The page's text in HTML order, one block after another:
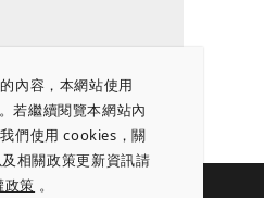
內容，本網站使用
若繼續閱覽本網站內
們使用 cookies，關
相關政策更新資訊請
政策 。